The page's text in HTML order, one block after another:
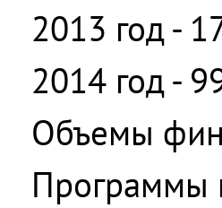
2013 год -
2014 год -
Объемы
Программы